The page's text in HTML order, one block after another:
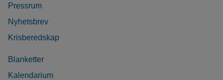
Pressrum
Nyhetsbrev
Krisberedskap
Blanketter
Kalendarium